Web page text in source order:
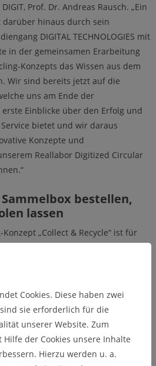
Prof. Dr. Andreas Rausch. „Ein
darüber hinaus durch sein
DIGITAL TECHNOLOGIES mit
in der gemeinsamen Erarbeitung
Konzepts das Wissen aus dem
Wir sind bereits jetzt auf die
uns am Ende der
Einblicke über den Erfolg und
bietet und wir daraus
Konzepte und
Reallabor Digitized Circular
bestellen,
lassen
„Collect & Recycle“ ist für
das Recyclen von
können haushaltsübliche
Toaster,
oder Smartphones gesammelt
durch die KWB fachgerecht
Cookies. Diese haben zwei
sie erforderlich für die
unserer Website. Zum
der Cookies unsere Inhalte
Hierzu werden u. a.